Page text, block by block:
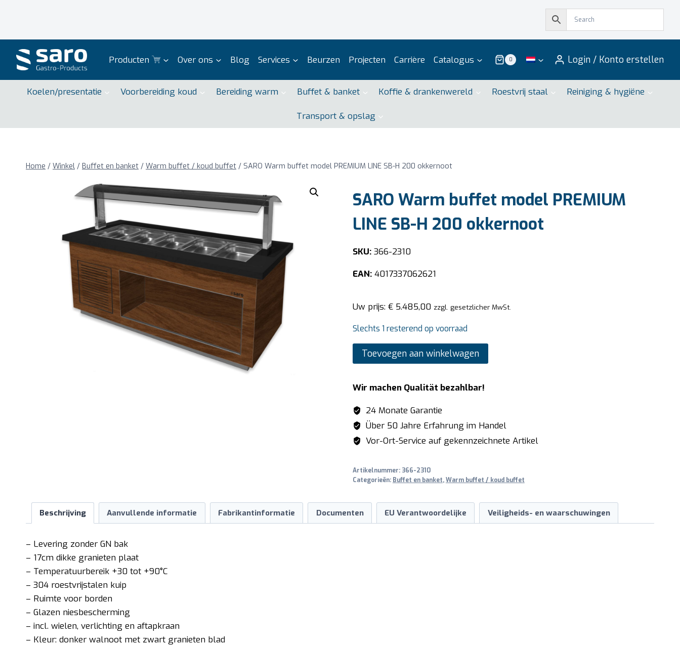
Producten Over ons Blog Services Beurzen Projecten Carrière Catalogus 0 Login / Konto erstellen
Koelen/presentatie Voorbereiding koud Bereiding warm Buffet & banket Koffie & drankenwereld Roestvrij staal Reiniging & hygiëne
Transport & opslag
Home / Winkel / Buffet en banket / Warm buffet / koud buffet / SARO Warm buffet model PREMIUM LINE SB-H 200 okkernoot
SARO Warm buffet model PREMIUM
LINE SB-H 200 okkernoot
SKU:366-2310
EAN:4017337062621
Uw prijs: €5.485,00 zzgl. gesetzlicher MwSt.
Slechts 1 resterend op voorraad
SARO
Warm
model
PREMIUM
LINE
SB-
H
okkernoot
aantal
Toevoegen aan winkelwagen
Wir machen Qualität bezahlbar!
24 Monate Garantie
Über 50 Jahre Erfahrung im Handel
Vor-Ort-Service auf gekennzeichnete Artikel
Artikelnummer: 366-2310
Categorieën: Buffet en banket,Warm buffet / koud buffet
Beschrijving Aanvullende informatie Fabrikantinformatie Documenten EU Verantwoordelijke Veiligheids- en waarschuwingen
– Levering zonder GN bak
– 17cm dikke granieten plaat
– Temperatuurbereik +30 tot +90°C
– 304 roestvrijstalen kuip
– Ruimte voor borden
– Glazen niesbescherming
– incl. wielen, verlichting en aftapkraan
– Kleur: donker walnoot met zwart granieten blad